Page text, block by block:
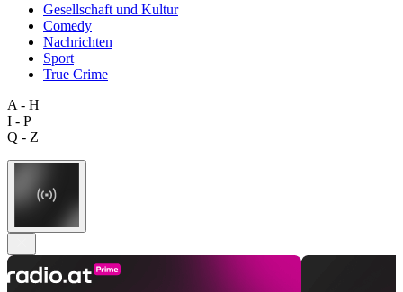
Gesellschaft und Kultur
Comedy
Nachrichten
Sport
True Crime
A - H
I - P
Q - Z